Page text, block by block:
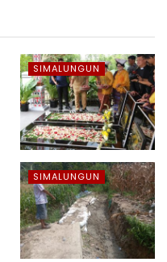
SIMALUNGUN
SIMALUNGUN